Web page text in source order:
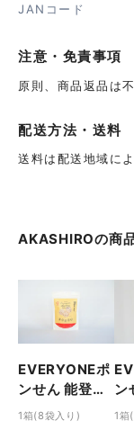
JANコード
注意・免責事項
原則、商品返品は
配送方法・送料
送料は配送地域に
AKASHIROの商
EVERYONEポ
ンせん 能登産
（玄米スナッ
1箱(8袋入り)
ン
（
1箱